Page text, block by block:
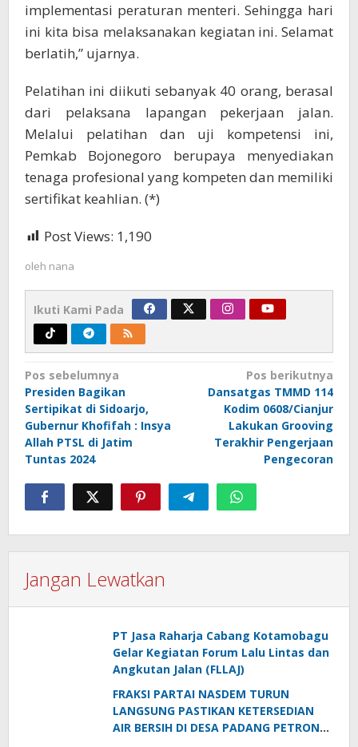
implementasi peraturan menteri. Sehingga hari
ini kita bisa melaksanakan kegiatan ini. Selamat
berlatih,” ujarnya.
Pelatihan ini diikuti sebanyak 40 orang, berasal
dari pelaksana lapangan pekerjaan jalan.
Melalui pelatihan dan uji kompetensi ini,
Pemkab Bojonegoro berupaya menyediakan
tenaga profesional yang kompeten dan memiliki
sertifikat keahlian. (*)
Post Views: 1,190
oleh nana
Ikuti Kami Pada
Navigasi
pos
Pos sebelumnya
Presiden Bagikan
Sertipikat di Sidoarjo,
Gubernur Khofifah : Insya
Allah PTSL di Jatim
Tuntas 2024
Pos berikutnya
Dansatgas TMMD 114
Kodim 0608/Cianjur
Lakukan Grooving
Terakhir Pengerjaan
Pengecoran
Jangan Lewatkan
PT Jasa Raharja Cabang Kotamobagu
Gelar Kegiatan Forum Lalu Lintas dan
Angkutan Jalan (FLLAJ)
FRAKSI PARTAI NASDEM TURUN
LANGSUNG PASTIKAN KETERSEDIAN
AIR BERSIH DI DESA PADANG PETRON